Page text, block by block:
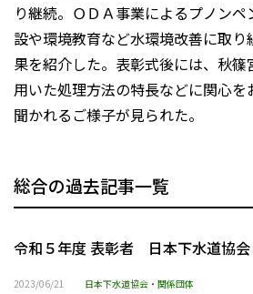
り継続。ＯＤＡ事業によるプノン
設や環境教育など水環境改善に取
果を紹介した。表彰式後には、秋篠
用いた処理方法の特長などに関心を
聞かれるご様子が見られた。
総合の過去記事一覧
令和５年度 表彰者 日本下水道協会
2023/06/21 日本下水道協会・関係団体